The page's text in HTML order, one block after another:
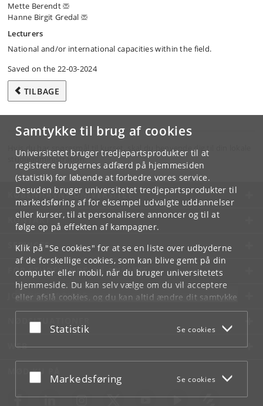
Samtykke til brug af cookies
Universitetet bruger tredjepartsprodukter til at
registrere brugernes adfærd på hjemmesiden
(statistik) for løbende at forbedre vores service.
Desuden bruger universitetet tredjepartsprodukter til
markedsføring af for eksempel udvalgte uddannelser
eller kurser, til at personalisere annoncer og til at
følge op på effekten af kampagner.
Klik på "Se cookies" for at se en liste over udbyderne
af de forskellige cookies, som kan blive gemt på din
computer eller mobil, når du bruger universitetets
hjemmeside. Du kan selv vælge om du vil acceptere
eller afslå cookies, og du kan altid ændre dit samtykke
underCookie- og privatlivspolitiksom du finder i
bunden af hver side.
Acceptér eller afslå
Statistik Se cookies
Acceptér eller afslå
Markedsføring Se cookies
Mette Berendt
Hanne Birgit Gredal
Lecturers
National and/or international capacities within the field.
Saved on the 22-03-2024
TILBAGE
Hvis du har spørgsmål til kurset, skal du henvende dig til din lokale
studieadministration.
KØBENHAVNS UNIVERSITET
KONTAKT
SERVICES
FOR STUDERENDE OG ANSATTE
JOB OG KARRIERE
NØDSITUATIONER
WEB
MØD KU PÅ